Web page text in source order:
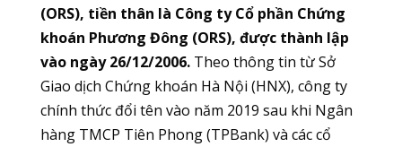
(ORS), tiền thân là Công ty Cổ phần Chứng
khoán Phương Đông (ORS), được thành lập
vào ngày 26/12/2006.Theo thông tin từ Sở
Giao dịch Chứng khoán Hà Nội (HNX), công ty
chính thức đổi tên vào năm 2019 sau khi Ngân
hàng TMCP Tiên Phong (TPBank) và các cổ